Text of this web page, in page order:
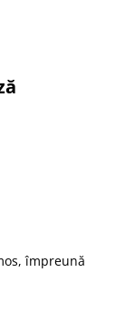
împreună